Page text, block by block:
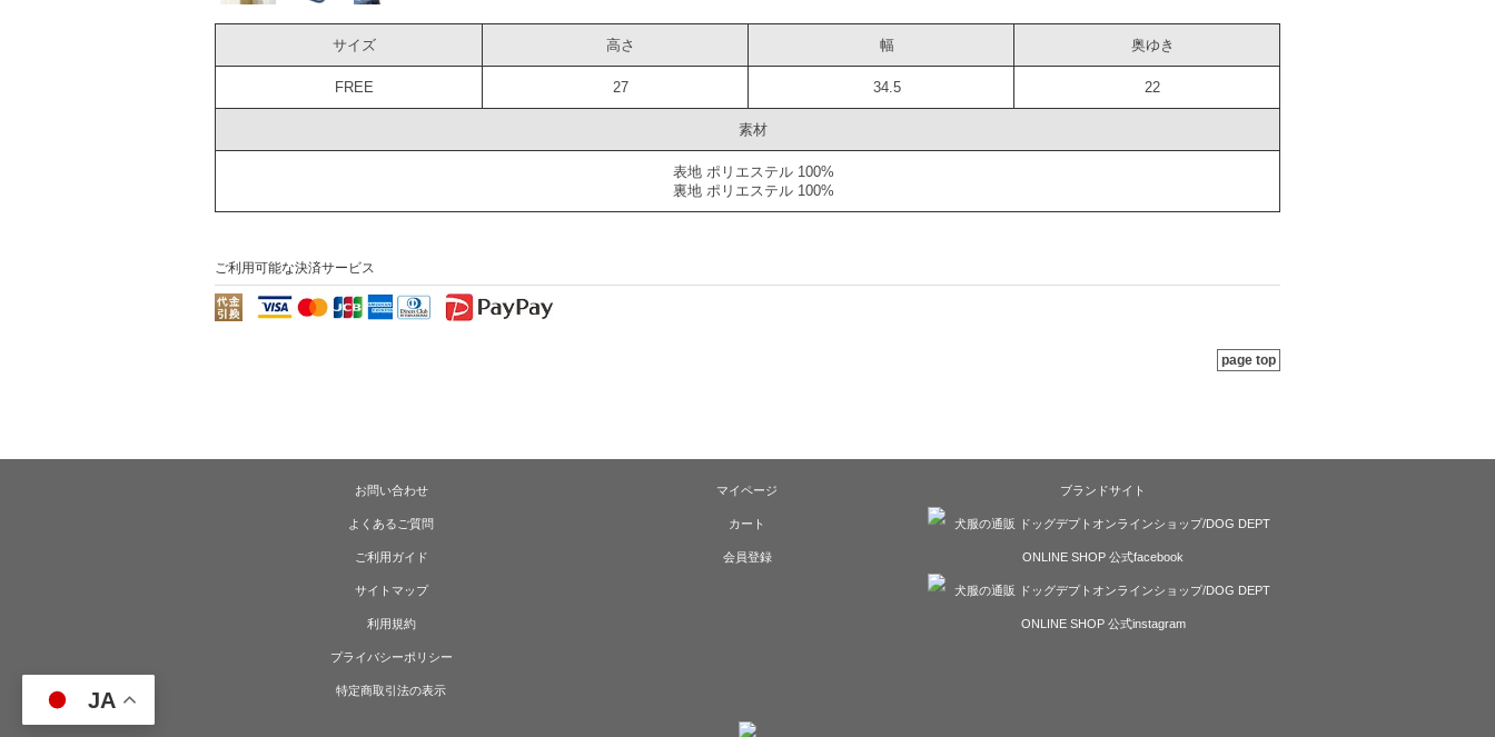
サイズ 高さ 幅 奥ゆき
FREE 27 34.5 22
素材
表地 ポリエステル 100%
裏地 ポリエステル 100%
ご利用可能な決済サービス
page top
お問い合わせ
よくあるご質問
ご利用ガイド
サイトマップ
利用規約
プライバシーポリシー
特定商取引法の表示
マイページ
カート
会員登録
ブランドサイト
JA